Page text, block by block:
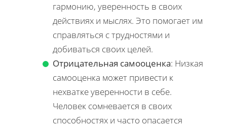
гармонию, уверенность в своих
действиях и мыслях. Это помогает им
справляться с трудностями и
добиваться своих целей.
Отрицательная самооценка: Низкая
самооценка может привести к
нехватке уверенности в себе.
Человек сомневается в своих
способностях и часто опасается